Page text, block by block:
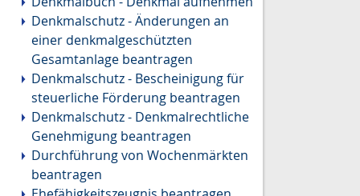
Denkmalschutz - Änderungen an
einer denkmalgeschützten
Gesamtanlage beantragen
Denkmalschutz - Bescheinigung für
steuerliche Förderung beantragen
Denkmalschutz - Denkmalrechtliche
Genehmigung beantragen
Durchführung von Wochenmärkten
beantragen